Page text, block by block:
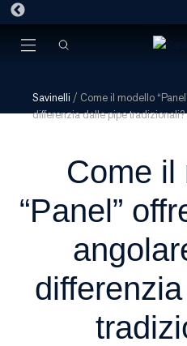
Savinelli / Come il modello
differenzia dalle pipe tradizionali?
Come il
“Panel”